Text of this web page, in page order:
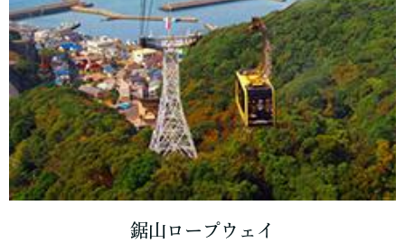
鋸山ロープウェイ